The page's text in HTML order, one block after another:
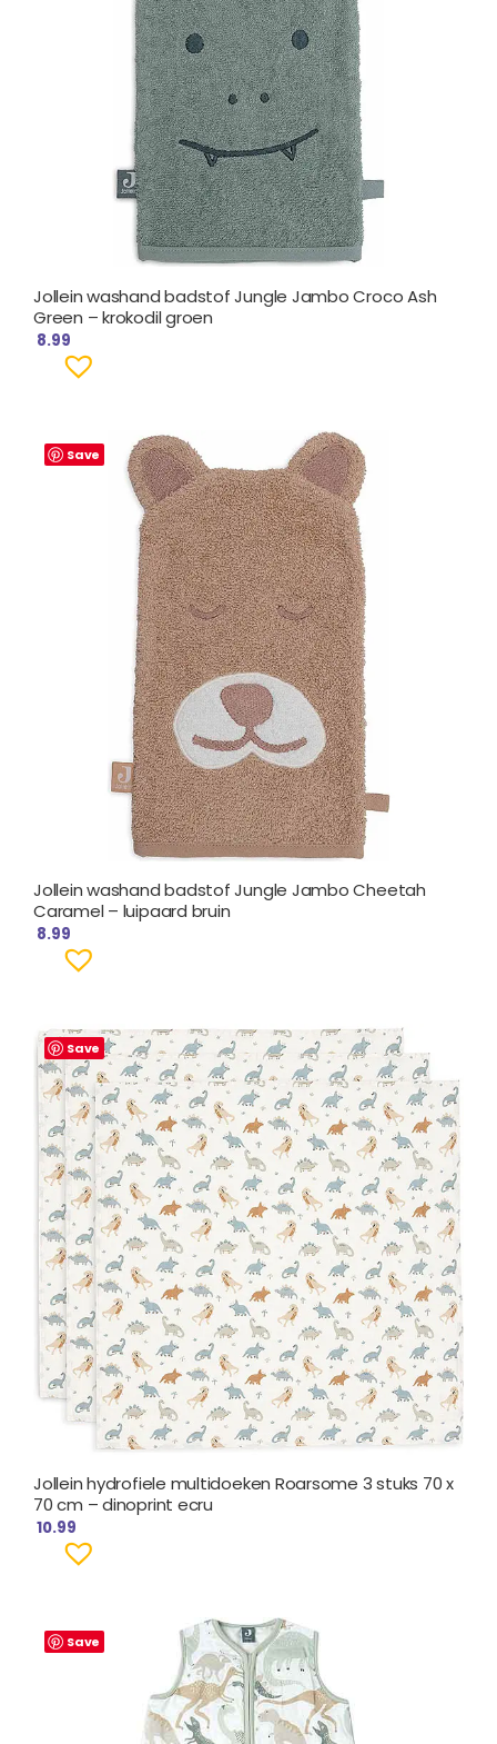
Jollein washand badstof Jungle Jambo Croco Ash
Green – krokodil groen
8.99
Save
Jollein washand badstof Jungle Jambo Cheetah
Caramel – luipaard bruin
8.99
Save
Jollein hydrofiele multidoeken Roarsome 3 stuks 70 x
70 cm – dinoprint ecru
10.99
Save